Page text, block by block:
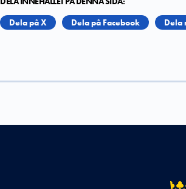
Dela på X
Dela på Facebook Dela